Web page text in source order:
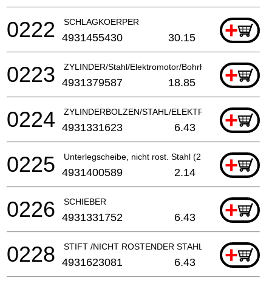
SCHLAGKOERPER +
0222 4931455430 30.15
ZYLINDER/Stahl/Elektromotor/Bohrhammer+
0223 4931379587 18.85
ZYLINDERBOLZEN/STAHL/ELEKTROWERKZEUG
+
0224 4931331623 6.43
Unterlegscheibe, nicht rost. Stahl (2 benötigt)
+
0225 4931400589 2.14
SCHIEBER +
0226 4931331752 6.43
STIFT /NICHT ROSTENDER STAHL +
0228 4931623081 6.43